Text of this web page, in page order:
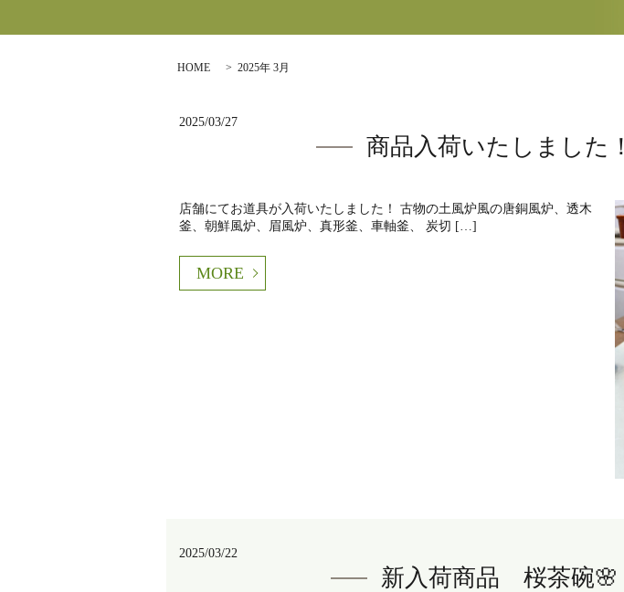
HOME 2025年 3月
2025/03/27
商品入荷いたしました！
店舗にてお道具が入荷いたしました！ 古物の土風炉風の唐銅風炉、透木
釜、朝鮮風炉、眉風炉、真形釜、車軸釜、 炭切 […]
MORE
2025/03/22
新入荷商品 桜茶碗🌸